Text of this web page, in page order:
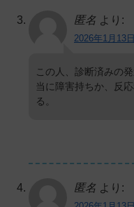
匿名 より:
2026年1月13
この人、診断済みの
当に障害持ちか、反
る。
匿名 より: